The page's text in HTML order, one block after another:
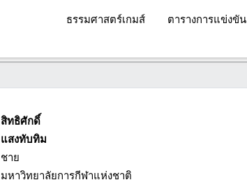
ธรรมศาสตร์เกมส์ ตารางการแข่งขัน
สิทธิศักดิ์
แสงทับทิม
ชาย
มหาวิทยาลัยการกีฬาแห่งชาติ